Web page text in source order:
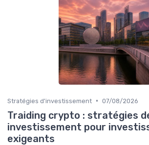
Stratégies d'investissement • 07/08/2026
Traiding crypto : stratégies
investissement pour
exigeants